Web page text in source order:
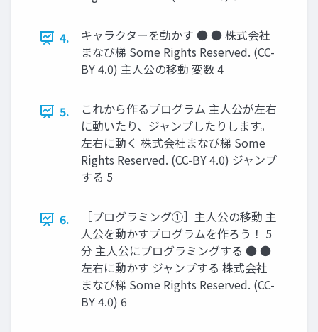
4.
キャラクターを動かす ● ● 株式会社
まなび梯 Some Rights Reserved. (CC-
BY 4.0) 主人公の移動 変数 4
5.
これから作るプログラム 主人公が左右
に動いたり、ジャンプしたりします。
左右に動く 株式会社まなび梯 Some
Rights Reserved. (CC-BY 4.0) ジャンプ
する 5
6.
［プログラミング①］主人公の移動 主
人公を動かすプログラムを作ろう！ 5
分 主人公にプログラミングする ● ●
左右に動かす ジャンプする 株式会社
まなび梯 Some Rights Reserved. (CC-
BY 4.0) 6